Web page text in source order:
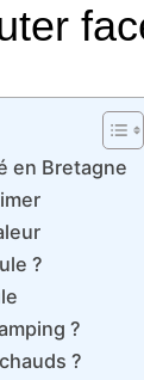
en Bretagne
?
?
?